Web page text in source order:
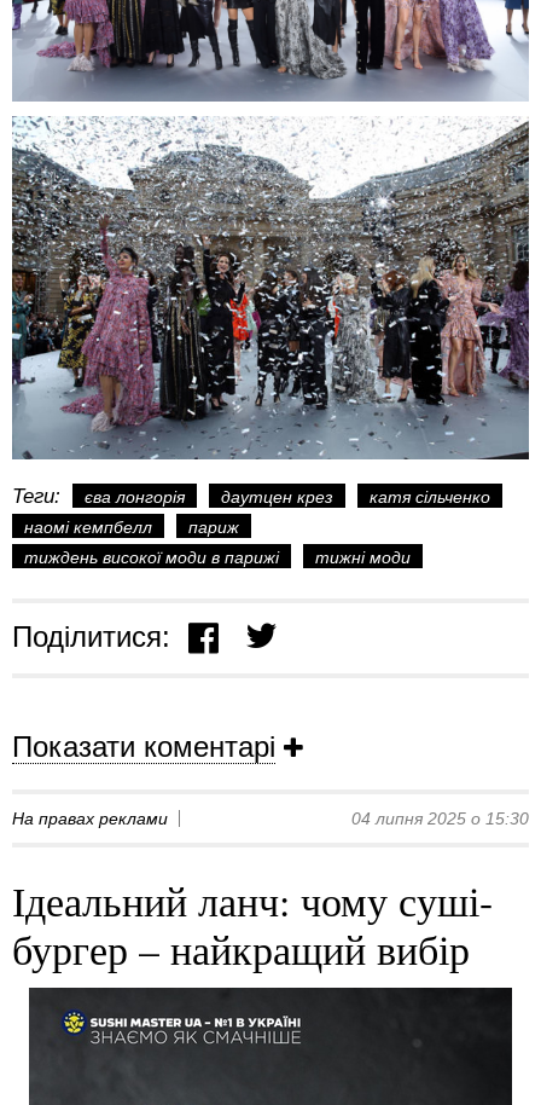
Теги: єва лонгорія даутцен крез
катя сільченко
наомі кемпбелл
париж
тиждень високої моди в парижі
тижні моди
Поділитися:
Показати коментарі
На правах реклами 04 липня 2025 о 15:30
Ідеальний ланч: чому суші-
бургер – найкращий вибір